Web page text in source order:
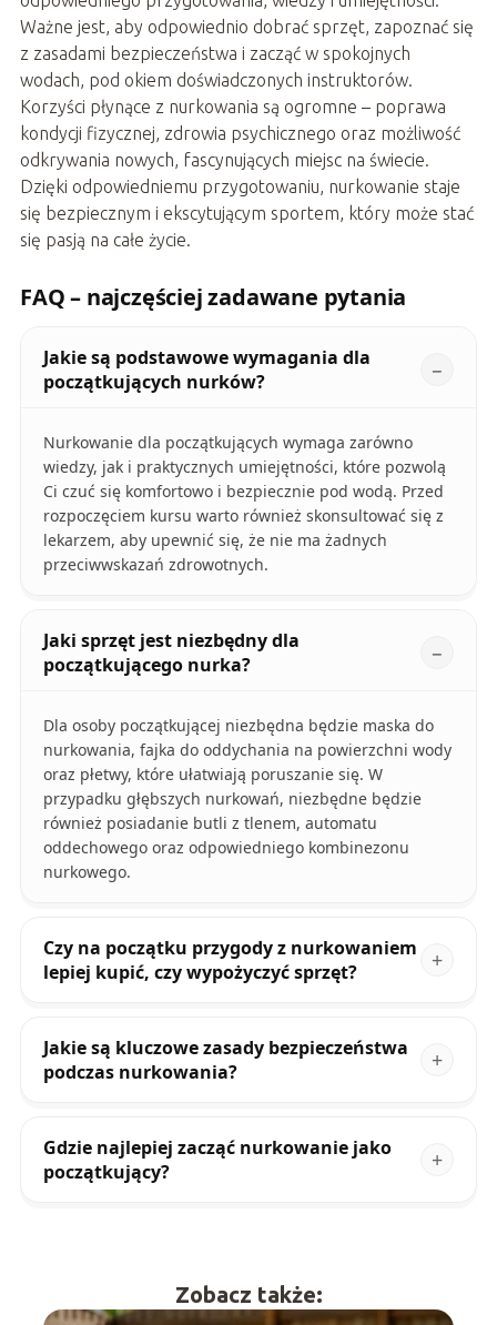
Ważne jest, aby odpowiednio dobrać sprzęt, zapoznać się
z zasadami bezpieczeństwa i zacząć w spokojnych
wodach, pod okiem doświadczonych instruktorów.
Korzyści płynące z nurkowania są ogromne – poprawa
kondycji fizycznej, zdrowia psychicznego oraz możliwość
odkrywania nowych, fascynujących miejsc na świecie.
Dzięki odpowiedniemu przygotowaniu, nurkowanie staje
się bezpiecznym i ekscytującym sportem, który może stać
się pasją na całe życie.
FAQ – najczęściej zadawane pytania
Jakie są podstawowe wymagania dla
początkujących nurków?
Nurkowanie dla początkujących wymaga zarówno
wiedzy, jak i praktycznych umiejętności, które pozwolą
Ci czuć się komfortowo i bezpiecznie pod wodą. Przed
rozpoczęciem kursu warto również skonsultować się z
lekarzem, aby upewnić się, że nie ma żadnych
przeciwwskazań zdrowotnych.
Jaki sprzęt jest niezbędny dla
początkującego nurka?
Dla osoby początkującej niezbędna będzie maska do
nurkowania, fajka do oddychania na powierzchni wody
oraz płetwy, które ułatwiają poruszanie się. W
przypadku głębszych nurkowań, niezbędne będzie
również posiadanie butli z tlenem, automatu
oddechowego oraz odpowiedniego kombinezonu
nurkowego.
Czy na początku przygody z nurkowaniem
lepiej kupić, czy wypożyczyć sprzęt?
Jakie są kluczowe zasady bezpieczeństwa
podczas nurkowania?
Gdzie najlepiej zacząć nurkowanie jako
początkujący?
Zobacz także: